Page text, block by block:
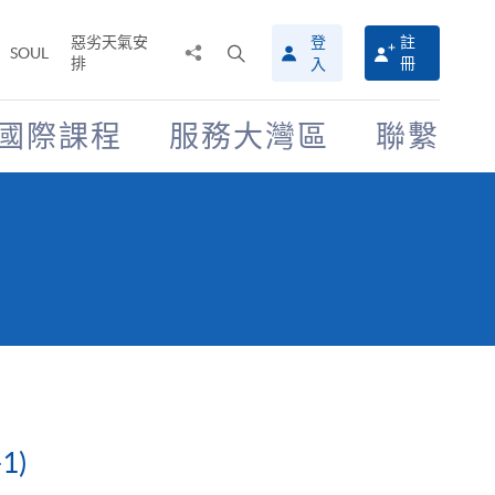
SOUL
惡劣天氣安
排
搜
尋
介
面
登
入
註
冊
際課程 服務大灣區 聯繫